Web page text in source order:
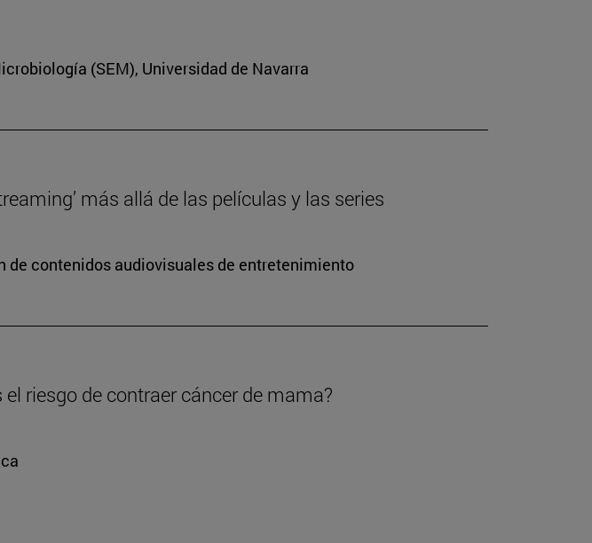
(SEM), Universidad de Navarra
más allá de las películas y las series
de contenidos audiovisuales de entretenimiento
riesgo de contraer cáncer de mama?